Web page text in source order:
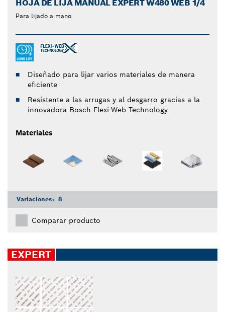
HOJA DE LIJA MANUAL EXPERT W480 WEB 1/4
Para lijado a mano
Diseñado para lijar varios materiales de manera
eficiente
Resistente a las arrugas y al desgarro gracias a la
innovadora Bosch Flexi-Web Technology
Materiales
Variaciones: 8
Comparar producto
EXPERT